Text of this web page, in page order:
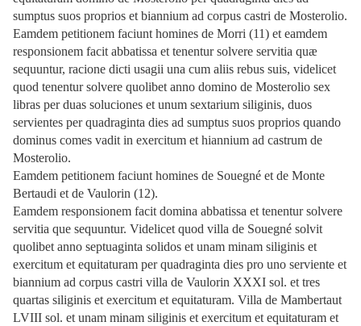
sumptus suos proprios et biannium ad corpus castri de Mosterolio.
Eamdem petitionem faciunt homines de Morri (11) et eamdem
responsionem facit abbatissa et tenentur solvere servitia quæ
sequuntur, racione dicti usagii una cum aliis rebus suis, videlicet
quod tenentur solvere quolibet anno domino de Mosterolio sex
libras per duas soluciones et unum sextarium siliginis, duos
servientes per quadraginta dies ad sumptus suos proprios quando
dominus comes vadit in exercitum et hiannium ad castrum de
Mosterolio.
Eamdem petitionem faciunt homines de Souegné et de Monte
Bertaudi et de Vaulorin (12).
Eamdem responsionem facit domina abbatissa et tenentur solvere
servitia que sequuntur. Videlicet quod villa de Souegné solvit
quolibet anno septuaginta solidos et unam minam siliginis et
exercitum et equitaturam per quadraginta dies pro uno serviente et
biannium ad corpus castri villa de Vaulorin XXXI sol. et tres
quartas siliginis et exercitum et equitaturam. Villa de Mambertaut
LVIII sol. et unam minam siliginis et exercitum et equitaturam et